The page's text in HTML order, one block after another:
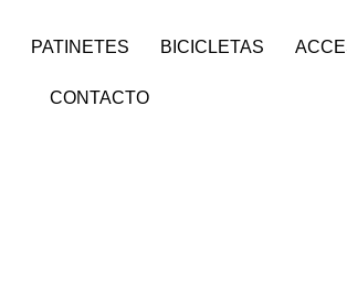
PATINETES BICICLETAS
CONTACTO